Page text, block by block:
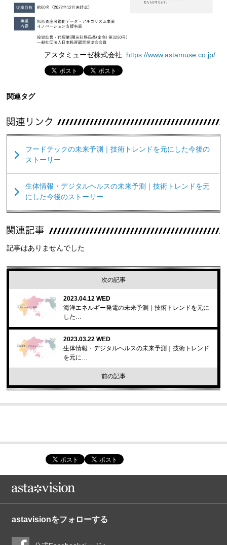
アスタミューゼ株式会社: https://www.astamuse.co.jp/
関連タグ
フードテックの未来予測｜技術トレンドを元にした今後の
ストーリー
生体情報・デジタルヘルスの未来予測｜技術トレンドを元
にした今後のストーリー
記事はありませんでした
次の記事
2023.04.12 WED
海洋エネルギー発電の未来予測｜技術トレンドを元に
した…
2023.03.22 WED
生体情報・デジタルヘルスの未来予測｜技術トレンド
を元に…
前の記事
astavisionをフォローする